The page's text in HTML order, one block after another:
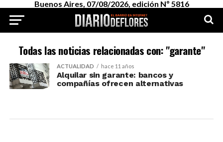
Buenos Aires, 07/08/2026, edición Nº 5816
Todas las noticias relacionadas con: "garante"
ACTUALIDAD hace 11 años
Alquilar sin garante: bancos y
compañías ofrecen alternativas